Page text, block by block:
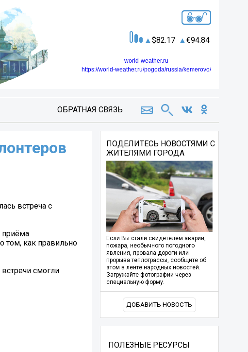
82.17 94.84
world-weather.ru
https://world-weather.ru/pogoda/russia/kemerovo/
ОБРАТНАЯ СВЯЗЬ
встреча с
приёма
том, как правильно
смогли
ПОДЕЛИТЕСЬ НОВОСТЯМИ С
ЖИТЕЛЯМИ ГОРОДА
Если Вы стали свидетелем аварии,
пожара, необычного погодного
явления, провала дороги или
прорыва теплотрассы, сообщите об
этом в ленте народных новостей.
Загружайте фотографии через
специальную форму.
ДОБАВИТЬ НОВОСТЬ
ПОЛЕЗНЫЕ РЕСУРСЫ